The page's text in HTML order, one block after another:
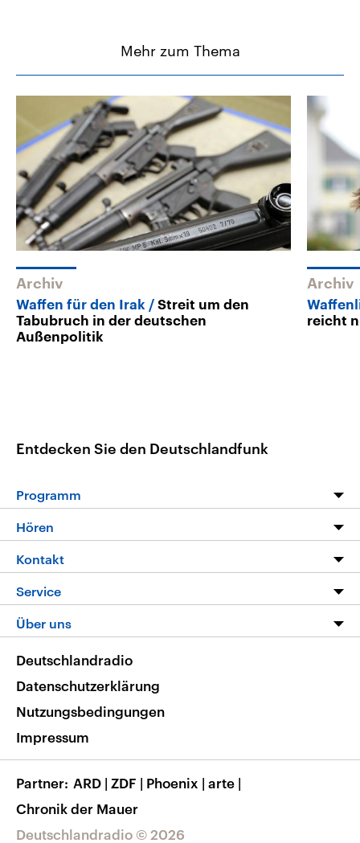
Mehr zum Thema
Archiv
Waffen für den Irak
Streit um den
Tabubruch in der deutschen
Außenpolitik
Archiv
reicht
Entdecken Sie den Deutschlandfunk
Programm
Programm
Die Nachrichten
Nachrichtenleicht
Neue Beiträge auf dlf.de
Hören
Livestream
Podcasts
Deutschlandfunk App
Nachrichten App
Frequenzen
Kontakt
Hörerservice
Service
FAQ
Veranstaltungen
Musikliste
RSS
Über uns
Barrierefreiheit
Deutschlandradio © 2026
Deutschlandradio
Datenschutzerklärung
Nutzungsbedingungen
Impressum
Partner ARD | ZDF | Phoenix | arte |
Chronik der Mauer